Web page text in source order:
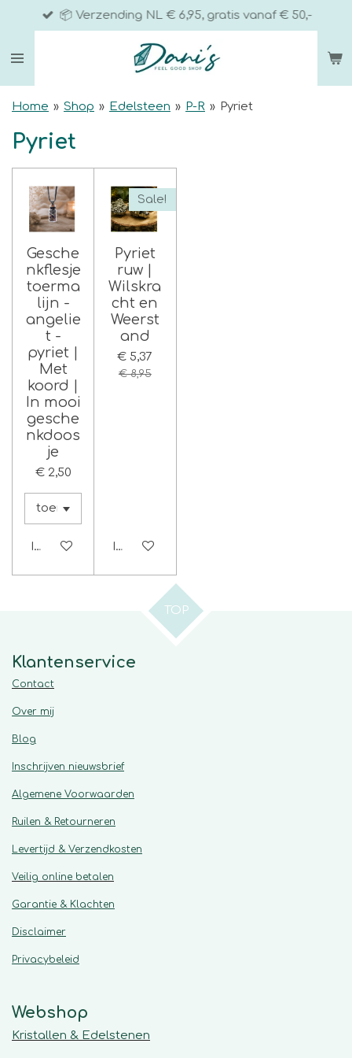
direct
naar
📦 Verzending NL € 6,95, gratis vanaf € 50,-
Home » Shop » Edelsteen » P-R » Pyriet
Pyriet
Gesche
nkflesje
toerma
lijn -
angelie
t -
pyriet |
Met
koord |
In mooi
gesche
nkdoos
je
€ 2,50
In winkelwagen
Sale!
Pyriet
ruw |
Wilskra
cht en
Weerst
and
€ 5,37
€ 8,95
In winkelwagen
TOP
Klantenservice
Contact
Over mij
Blog
Inschrijven nieuwsbrief
Algemene Voorwaarden
Ruilen & Retourneren
Levertijd & Verzendkosten
Veilig online betalen
Garantie & Klachten
Disclaimer
Privacybeleid
Webshop
Kristallen & Edelstenen